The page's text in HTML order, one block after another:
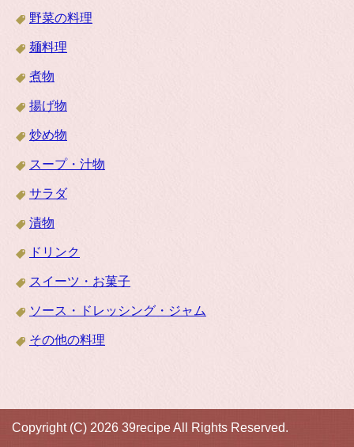
野菜の料理
麺料理
煮物
揚げ物
炒め物
スープ・汁物
サラダ
漬物
ドリンク
スイーツ・お菓子
ソース・ドレッシング・ジャム
その他の料理
Copyright (C) 2026 39recipeAll Rights Reserved.